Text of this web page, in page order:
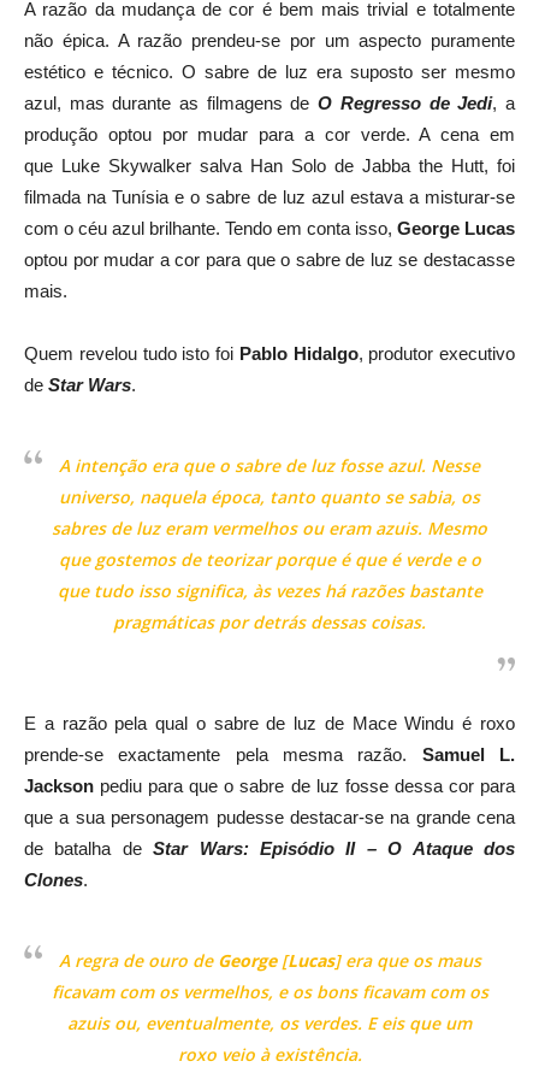
A razão da mudança de cor é bem mais trivial e totalmente
não épica. A razão prendeu-se por um aspecto puramente
estético e técnico. O sabre de luz era suposto ser mesmo
azul, mas durante as filmagens deO Regresso de Jedi, a
produção optou por mudar para a cor verde. A cena em
que Luke Skywalker salva Han Solo de Jabba the Hutt, foi
filmada na Tunísia e o sabre de luz azul estava a misturar-se
com o céu azul brilhante. Tendo em conta isso, George Lucas
optou por mudar a cor para que o sabre de luz se destacasse
mais.
Quem revelou tudo isto foi Pablo Hidalgo, produtor executivo
de Star Wars.
A intenção era que o sabre de luz fosse azul. Nesse
universo, naquela época, tanto quanto se sabia, os
sabres de luz eram vermelhos ou eram azuis. Mesmo
que gostemos de teorizar porque é que é verde e o
que tudo isso significa, às vezes há razões bastante
pragmáticas por detrás dessas coisas.
E a razão pela qual o sabre de luz de Mace Windu é roxo
prende-se exactamente pela mesma razão. Samuel L.
Jackson pediu para que o sabre de luz fosse dessa cor para
que a sua personagem pudesse destacar-se na grande cena
de batalha deStar Wars: Episódio II – O Ataque dos
Clones.
A regra de ouro de George[Lucas] era que os maus
ficavam com os vermelhos, e os bons ficavam com os
azuis ou, eventualmente, os verdes. E eis que um
roxo veio à existência.